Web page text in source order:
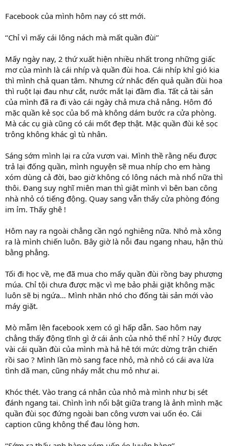
Facebook của mình hôm nay có stt mới.
‘‘Chỉ vì mấy cái lông nách mà mất quần đùi’’
Mấy ngày nay, 2 thứ xuất hiện nhiều nhất trong những giấc
mơ của mình là cái nhíp và quần đùi hoa. Cái nhíp khỉ gió kia
thì mình chả quan tâm. Nhưng cứ nhắc đến quả quần đùi hoa
thì ruột lại đau như cắt, nước mắt lại đầm đìa. Tất cả tài sản
của mình đã ra đi vào cái ngày chả mưa chả nắng. Hôm đó
mặc quần kẻ sọc của bố mà không dám bước ra cửa phòng.
Mà các cụ già cũng có cái mốt đẹp thật. Mặc quần đùi kẻ sọc
trông không khác gì tù nhân.
Sáng sớm mình lại ra cửa vươn vai. Mình thề rằng nếu được
trả lại đống quần, mình nguyện sẽ mua nhíp cho em hàng
xóm dùng cả đời, bao giờ không có lông nách mà nhổ nữa thì
thôi. Đang suy nghĩ miên man thì giật mình vì bên ban công
nhà nhỏ có tiếng động. Quay sang vẫn thấy cửa phòng đóng
im ỉm. Thấy ghê !
Hôm nay ra ngoài chẳng cần ngó nghiêng nữa. Nhỏ mà xông
ra là mình chiến luôn. Bây giờ là nỗi đau ngang nhau, hận thù
bằng phẳng.
Tối đi học về, mẹ đã mua cho mấy quần đùi rồng bay phượng
múa. Chỉ tội chưa được mặc vì mẹ bảo phải giặt không mặc
luôn sẽ bị ngứa… Mình nhăn nhó cho đống tài sản mới vào
máy giặt.
Mò mẫm lên facebook xem có gì hấp dẫn. Sao hôm nay
chẳng thấy động tĩnh gì ở cái ảnh của nhỏ thế nhỉ ? Hủy được
vài cái quần đùi của mình mà hả hê tới mức dừng trận chiến
rồi sao ? Mình lần mò sang face nhỏ, mà nhỏ có cái ava lừa
tình dã man, cũng nháy mắt chu mỏ như ai.
Khóc thét. Vào trang cá nhân của nhỏ mà mình như bị sét
đánh ngang tai. Chình ình nổi bật giữa trang là ảnh mình mặc
quần đùi sọc đứng ngoài ban công vươn vai uốn éo. Cái
caption cũng không thể đau lòng hơn.